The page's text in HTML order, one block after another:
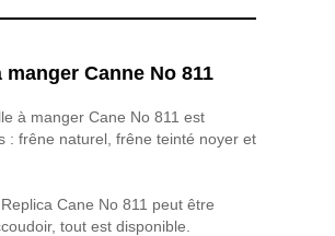
Canne No 811
à manger Cane No 811 est
: frêne naturel, frêne teinté noyer et
Cane No 811 peut être
tout est disponible.